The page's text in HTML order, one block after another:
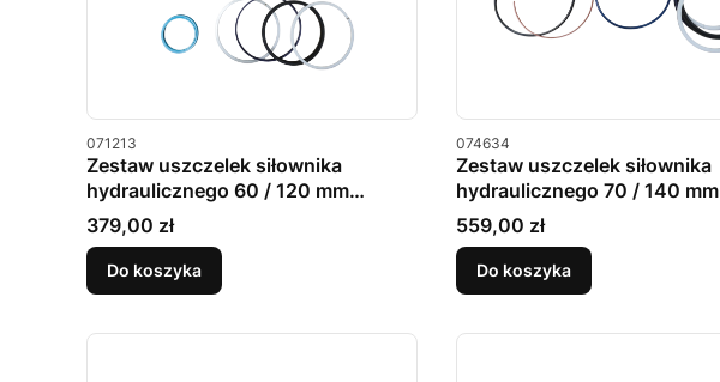
Kod produktu
071213
Zestaw uszczelek siłownika
hydraulicznego 60 / 120 mm
MERLO
Cena
379,00 zł
Do koszyka
Kod produktu
074634
Zestaw uszczelek siłownika
hydraulicznego 70 / 140 mm
MERLO
Cena
559,00 zł
Do koszyka